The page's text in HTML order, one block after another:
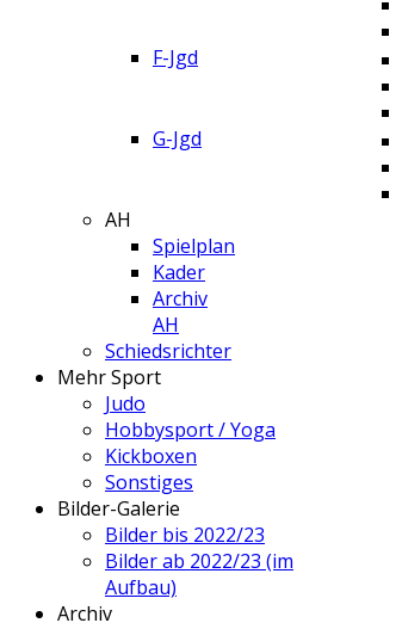
F-Jgd
G-Jgd
AH
Spielplan
Kader
Archiv
AH
Schiedsrichter
Mehr Sport
Judo
Hobbysport / Yoga
Kickboxen
Sonstiges
Bilder-Galerie
Bilder bis 2022/23
Bilder ab 2022/23 (im
Aufbau)
Archiv